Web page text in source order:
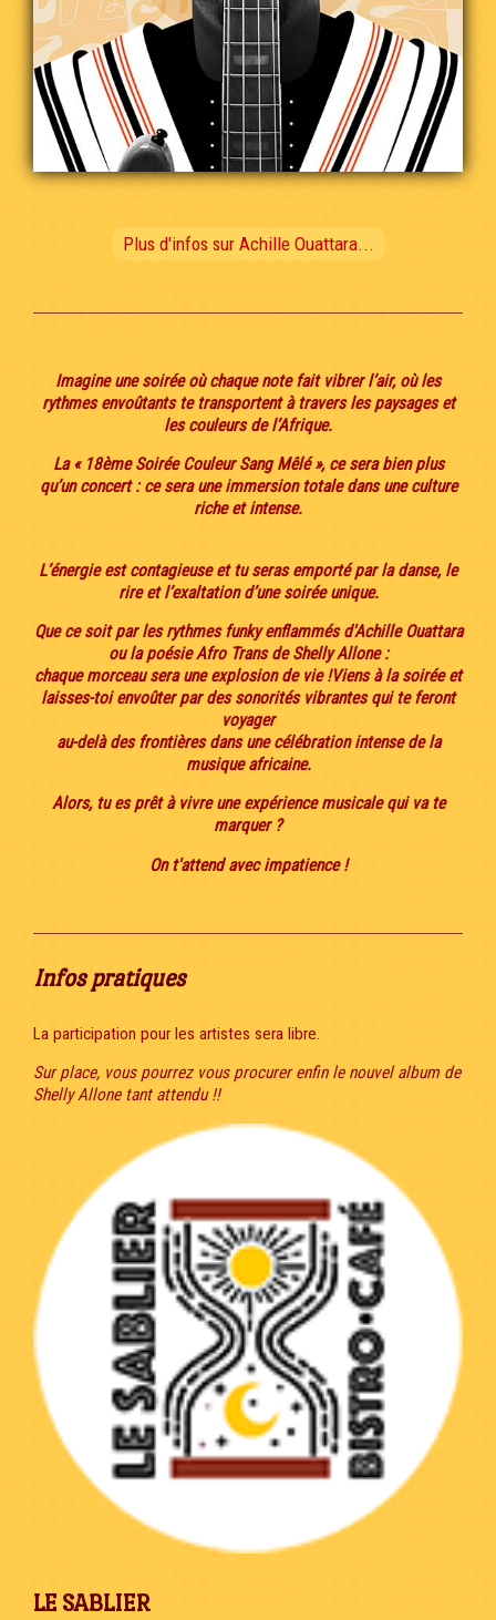
Plus d'infos sur Achille Ouattara...
Imagine une soirée où chaque note fait vibrer l’air, où les
rythmes envoûtants te transportent à travers les paysages et
les couleurs de l’Afrique.
La « 18ème Soirée Couleur Sang Mêlé », ce sera bien plus
qu’un concert : ce sera une immersion totale dans une culture
riche et intense.
L’énergie est contagieuse et tu seras emporté par la danse, le
rire et l’exaltation d’une soirée unique.
Que ce soit par les rythmes funky enflammés d'Achille Ouattara
ou la poésie Afro Trans de Shelly Allone :
chaque morceau sera une explosion de vie !Viens à la soirée et
laisses-toi envoûter par des sonorités vibrantes qui te feront
voyager
au-delà des frontières dans une célébration intense de la
musique africaine.
Alors, tu es prêt à vivre une expérience musicale qui va te
marquer ?
On t'attend avec impatience !
Infos pratiques
La participation pour les artistes sera libre.
Sur place, vous pourrez vous procurer enfin le nouvel album de
Shelly Allone tant attendu !!
LE SABLIER